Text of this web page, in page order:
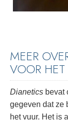
MEER
VOOR HET
Dianetics bevat
gegeven dat ze
het vuur. Het is